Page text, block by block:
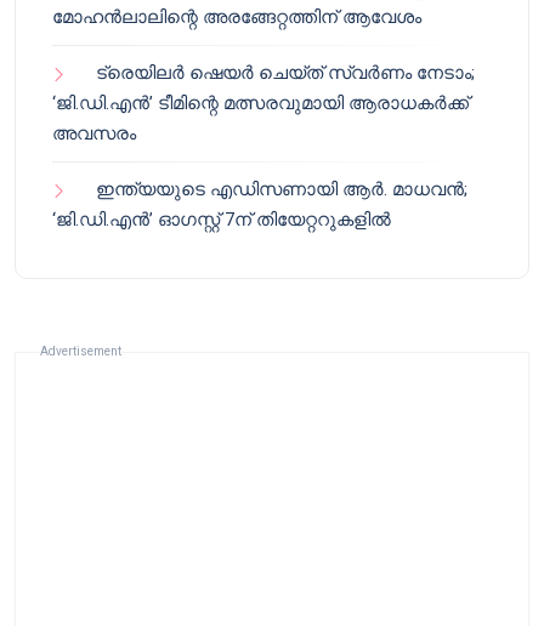
മോഹൻലാലിന്റെ അരങ്ങേറ്റത്തിന് ആവേശം
ട്രെയിലർ ഷെയർ ചെയ്‌ത് സ്വർണം നേടാം;
‘ജി.ഡി.എൻ’ ടീമിന്റെ മത്സരവുമായി ആരാധകർക്ക്
അവസരം
ഇന്ത്യയുടെ എഡിസണായി ആർ. മാധവൻ;
‘ജി.ഡി.എൻ’ ഓഗസ്റ്റ് 7ന് തിയേറ്ററുകളിൽ
Advertisement